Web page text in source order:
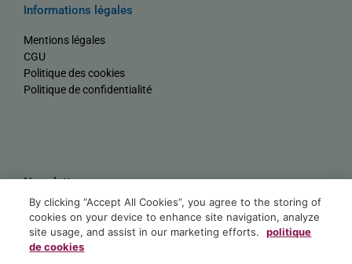
Informations légales
Mentions légales
CGU
Politique des cookies
Politique de confidentialité
Newsletter
Nom
E-mail
By clicking “Accept All Cookies”, you agree to the storing of
cookies on your device to enhance site navigation, analyze
site usage, and assist in our marketing efforts.
politique
de cookies